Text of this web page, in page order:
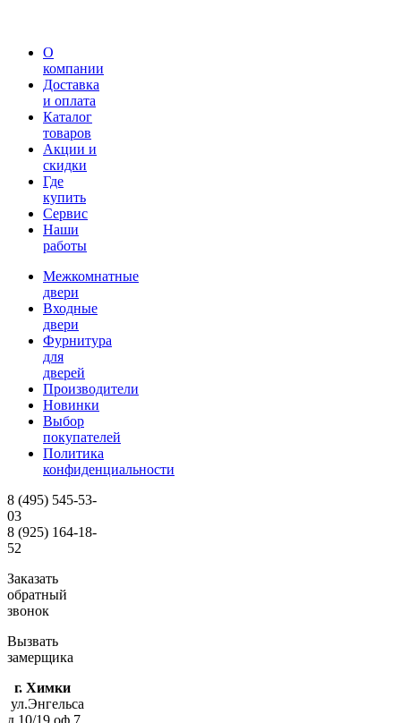
О
компании
Доставка
и оплата
Каталог
товаров
Акции и
скидки
Где
купить
Сервис
Наши
работы
Межкомнатные
двери
Входные
двери
Фурнитура
для
дверей
Производители
Новинки
Выбор
покупателей
Политика
конфиденциальности
8 (495) 545-53-
03
8 (925) 164-18-
52
Заказать
обратный
звонок
Вызвать
замерщика
г. Химки
ул.Энгельса
д.10/19 оф.7